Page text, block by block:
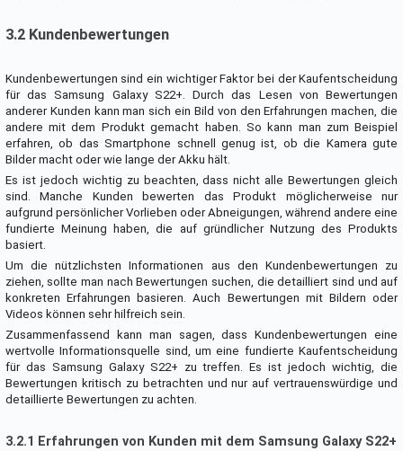
3.2 Kundenbewertungen
Kundenbewertungen sind ein wichtiger Faktor bei der Kaufentscheidung
für das Samsung Galaxy S22+. Durch das Lesen von Bewertungen
anderer Kunden kann man sich ein Bild von den Erfahrungen machen, die
andere mit dem Produkt gemacht haben. So kann man zum Beispiel
erfahren, ob das Smartphone schnell genug ist, ob die Kamera gute
Bilder macht oder wie lange der Akku hält.
Es ist jedoch wichtig zu beachten, dass nicht alle Bewertungen gleich
sind. Manche Kunden bewerten das Produkt möglicherweise nur
aufgrund persönlicher Vorlieben oder Abneigungen, während andere eine
fundierte Meinung haben, die auf gründlicher Nutzung des Produkts
basiert.
Um die nützlichsten Informationen aus den Kundenbewertungen zu
ziehen, sollte man nach Bewertungen suchen, die detailliert sind und auf
konkreten Erfahrungen basieren. Auch Bewertungen mit Bildern oder
Videos können sehr hilfreich sein.
Zusammenfassend kann man sagen, dass Kundenbewertungen eine
wertvolle Informationsquelle sind, um eine fundierte Kaufentscheidung
für das Samsung Galaxy S22+ zu treffen. Es ist jedoch wichtig, die
Bewertungen kritisch zu betrachten und nur auf vertrauenswürdige und
detaillierte Bewertungen zu achten.
3.2.1 Erfahrungen von Kunden mit dem Samsung Galaxy S22+